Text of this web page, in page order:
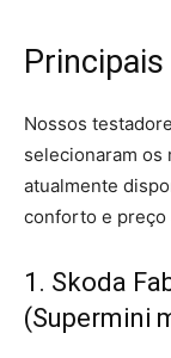
Nossos
selecionaram os
atualmente
conforto e preço
1. Skoda
(Supermini